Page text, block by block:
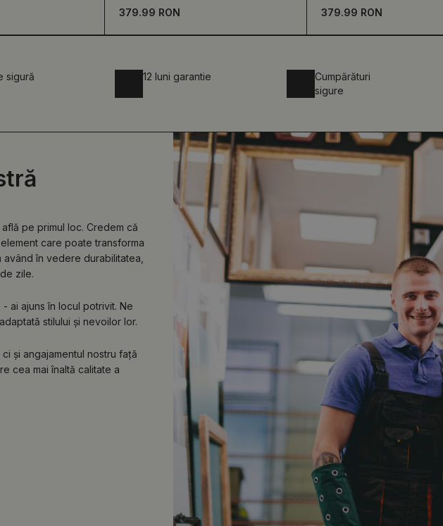
379.99 RON
379.99 RON
sigură 12 luni garantie
Cumpărături
sigure
pe primul loc. Credem că
care poate transforma
în vedere durabilitatea,
zile.
ai ajuns în locul potrivit. Ne
stilului și nevoilor lor.
și angajamentul nostru față
cea mai înaltă calitate a